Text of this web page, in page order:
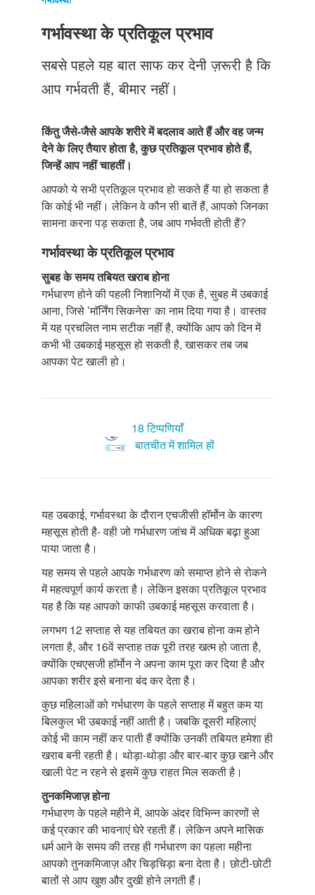
संपर्क करें
गर्भावस्था के प्रतिकूल प्रभाव
सबसे पहले यह बात साफ कर देनी ज़रूरी है कि
आप गर्भवती हैं, बीमार नहीं।
किंतु जैसे-जैसे आपके शरीरे में बदलाव आते हैं और वह जन्म
देने के लिए तैयार होता है, कुछ प्रतिकूल प्रभाव होते हैं,
जिन्हें आप नहीं चाहतीं।
आपको ये सभी प्रतिकूल प्रभाव हो सकते हैं या हो सकता है
कि कोई भी नहीं। लेकिन वे कौन सी बातें हैं, आपको जिनका
सामना करना पड़ सकता है, जब आप गर्भवती होती हैं?
गर्भावस्था के प्रतिकूल प्रभाव
सुबह के समय तबियत खराब होना
गर्भधारण होने की पहली निशानियों में एक है, सुबह में उबकाई
आना, जिसे ’माॅर्निंग सिकनेस‘ का नाम दिया गया है। वास्तव
में यह प्रचलित नाम सटीक नहीं है, क्योंकि आप को दिन में
कभी भी उबकाई महसूस हो सकती है, खासकर तब जब
आपका पेट खाली हो।
18 टिप्पणियाँ
बातचीत में शामिल हों
यह उबकाई, गर्भावस्था के दौरान एचजीसी हाॅर्मोन के कारण
महसूस होती है- वही जो गर्भधारण जांच में अधिक बढ़ा हुआ
पाया जाता है।
यह समय से पहले आपके गर्भधारण को समाप्त होने से रोकने
में महत्वपूर्ण कार्य करता है। लेकिन इसका प्रतिकूल प्रभाव
यह है कि यह आपको काफी उबकाई महसूस करवाता है।
लगभग 12 सप्ताह से यह तबियत का खराब होना कम होने
लगता है, और 16वें सप्ताह तक पूरी तरह खत्म हो जाता है,
क्योंकि एचएसजी हाॅर्मोन ने अपना काम पूरा कर दिया है और
आपका शरीर इसे बनाना बंद कर देता है।
कुछ महिलाओं को गर्भधारण के पहले सप्ताह में बहुत कम या
बिलकुल भी उबकाई नहीं आती है। जबकि दूसरी महिलाएं
कोई भी काम नहीं कर पाती हैं क्योंकि उनकी तबियत हमेशा ही
खराब बनी रहती है। थोड़ा-थोड़ा और बार-बार कुछ खाने और
खाली पेट न रहने से इसमें कुछ राहत मिल सकती है।
तुनकमिजाज़ होना
गर्भधारण के पहले महीने में, आपके अंदर विभिन्न कारणों से
कई प्रकार की भावनाएं घेरे रहती हैं। लेकिन अपने मासिक
धर्म आने के समय की तरह ही गर्भधारण का पहला महीना
आपको तुनकमिजाज़ और चिड़चिड़ा बना देता है। छोटी-छोटी
बातों से आप खुश और दुखी होने लगती हैं।